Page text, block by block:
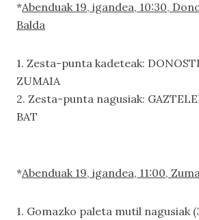
*Abenduak 19, igandea, 10:30,
Balda
1. Zesta-punta kadeteak:
ZUMAIA
2. Zesta-punta nagusiak:
BAT
*Abenduak 19, igandea, 11:00,
1. Gomazko paleta mutil nagusiak